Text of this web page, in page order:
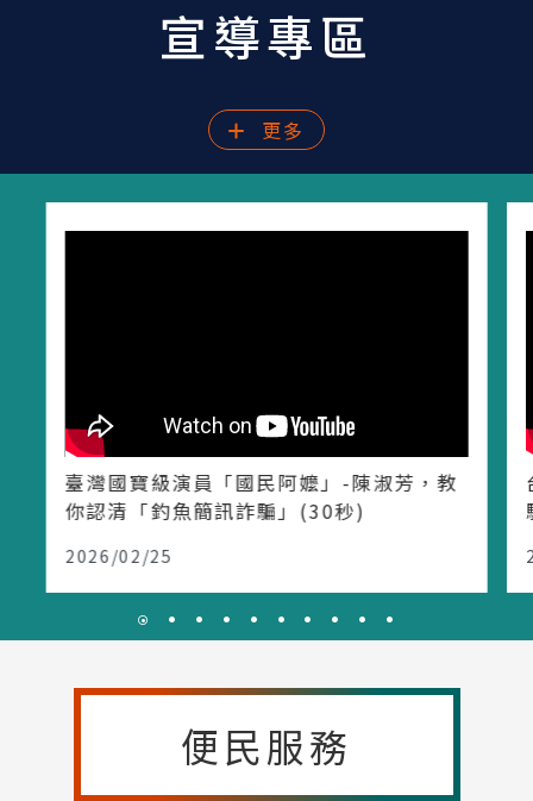
宣導專區
更多
臺灣國寶級演員「國民阿嬤」-陳淑芳，教
你認清「釣魚簡訊詐騙」(30秒)
2026/02/25
便民服務